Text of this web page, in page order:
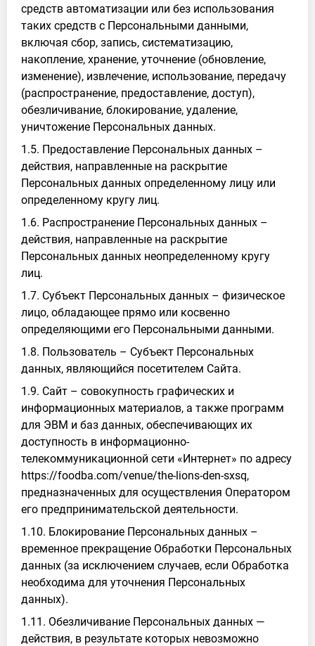
средств автоматизации или без использования
таких средств с Персональными данными,
включая сбор, запись, систематизацию,
накопление, хранение, уточнение (обновление,
изменение), извлечение, использование, передачу
(распространение, предоставление, доступ),
обезличивание, блокирование, удаление,
уничтожение Персональных данных.
1.5. Предоставление Персональных данных –
действия, направленные на раскрытие
Персональных данных определенному лицу или
определенному кругу лиц.
1.6. Распространение Персональных данных –
действия, направленные на раскрытие
Персональных данных неопределенному кругу
лиц.
1.7. Субъект Персональных данных – физическое
лицо, обладающее прямо или косвенно
определяющими его Персональными данными.
1.8. Пользователь – Субъект Персональных
данных, являющийся посетителем Сайта.
1.9. Сайт – совокупность графических и
информационных материалов, а также программ
для ЭВМ и баз данных, обеспечивающих их
доступность в информационно-
телекоммуникационной сети «Интернет» по адресу
https://foodba.com/venue/the-lions-den-sxsq,
предназначенных для осуществления Оператором
его предпринимательской деятельности.
1.10. Блокирование Персональных данных –
временное прекращение Обработки Персональных
данных (за исключением случаев, если Обработка
необходима для уточнения Персональных
данных).
1.11. Обезличивание Персональных данных —
действия, в результате которых невозможно